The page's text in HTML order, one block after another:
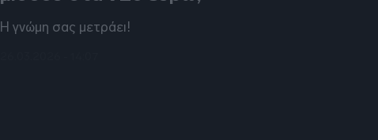
Η γνώμη σας μετράει!